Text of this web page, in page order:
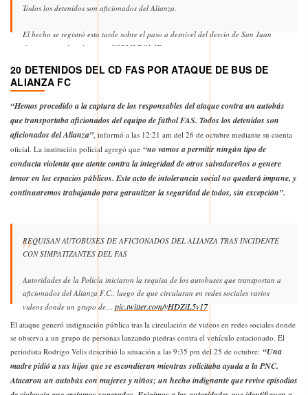
Todos los detenidos son aficionados del Alianza.
El hecho se registró esta tarde sobre el paso a desnivel del desvío de San Juan
Opico, en…
pic.twitter.com/08PMLBQbdF
— PNC El Salvador (@PNCSV)October 26, 2025
20 DETENIDOS DEL CD FAS POR ATAQUE DE BUS DE
ALIANZA FC
“Hemos procedido a la captura de los responsables del ataque contra un autobús
que transportaba aficionados del equipo de fútbol FAS. Todos los detenidos son
aficionados del Alianza”, informó a las 12:21 am del 26 de octubre mediante su cuenta
oficial. La institución policial agregó que “no vamos a permitir ningún tipo de
conducta violenta que atente contra la integridad de otros salvadoreños o genere
temor en los espacios públicos. Este acto de intolerancia social no quedará impune, y
continuaremos trabajando para garantizar la seguridad de todos, sin excepción”.
REQUISAN AUTOBUSES DE AFICIONADOS DEL ALIANZA TRAS INCIDENTE
CON SIMPATIZANTES DEL FAS
Autoridades de la Policía iniciaron la requisa de los autobuses que transportan a
aficionados del Alianza F.C., luego de que circularan en redes sociales varios
videos donde un grupo de… pic.twitter.com/yHDZiL5v17
— Alerta Noticias (@alertanoti)October 26, 2025
El ataque generó indignación pública tras la circulación de videos en redes sociales donde
se observa a un grupo de personas lanzando piedras contra el vehículo estacionado. El
periodista Rodrigo Velis describió la situación a las 9:35 pm del 25 de octubre: “Una
madre pidió a sus hijos que se escondieran mientras solicitaba ayuda a la PNC.
Atacaron un autobús con mujeres y niños; un hecho indignante que revive episodios